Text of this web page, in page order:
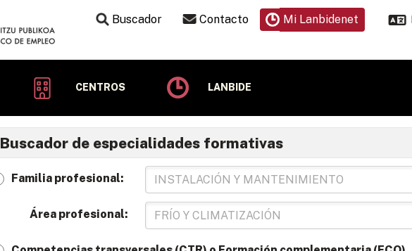
Buscador Contacto Mi Lanbidenet
CENTROS LANBIDE
Buscador de especialidades formativas
Familia profesional:
Área profesional: